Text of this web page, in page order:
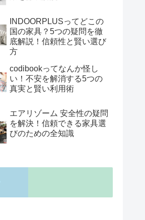
INDOORPLUSってどこの
国の家具？5つの疑問を徹
底解説！信頼性と賢い選び
方
codibookってなんか怪し
い！不安を解消する5つの
真実と賢い利用術
エアリゾーム 安全性の疑問
を解決！信頼できる家具選
びのための全知識